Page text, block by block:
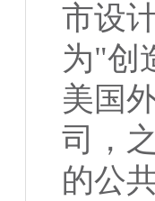
市设
为"创
美国
司，
的公